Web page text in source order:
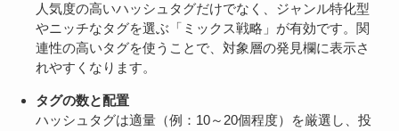
人気度の高いハッシュタグだけでなく、ジャンル特化型
やニッチなタグを選ぶ「ミックス戦略」が有効です。関
連性の高いタグを使うことで、対象層の発見欄に表示さ
れやすくなります。
タグの数と配置
ハッシュタグは適量（例：10～20個程度）を厳選し、投